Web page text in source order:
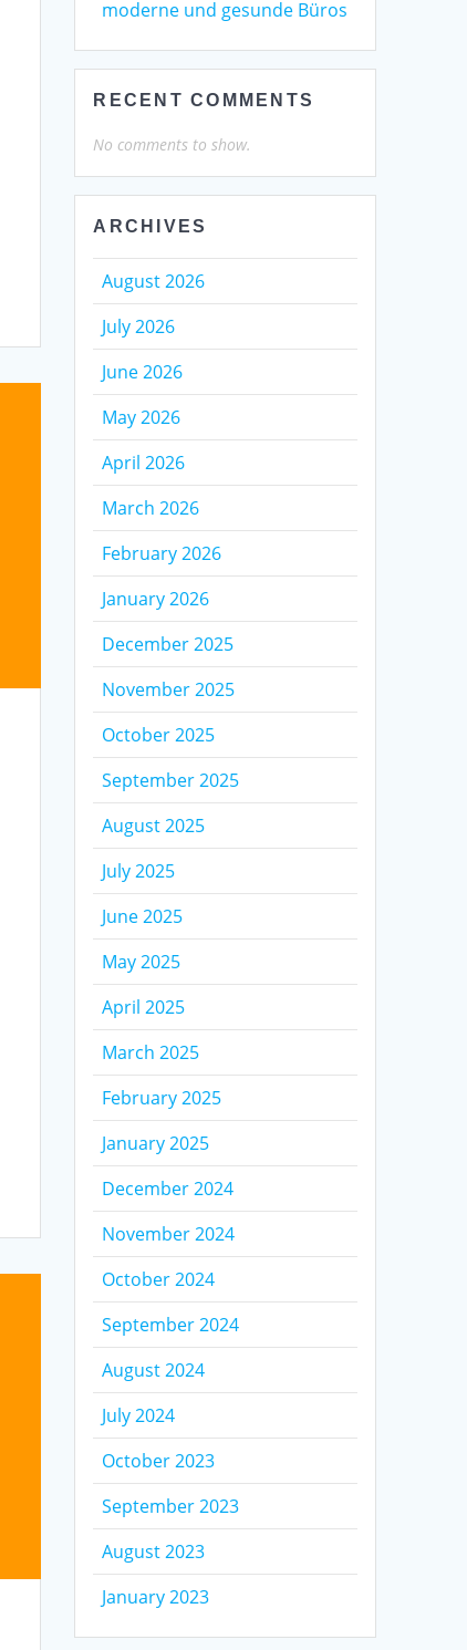
moderne und gesunde Büros
RECENT COMMENTS
No comments to show.
ARCHIVES
August 2026
July 2026
June 2026
May 2026
April 2026
March 2026
February 2026
January 2026
December 2025
November 2025
October 2025
September 2025
August 2025
July 2025
June 2025
May 2025
April 2025
March 2025
February 2025
January 2025
December 2024
November 2024
October 2024
September 2024
August 2024
July 2024
October 2023
September 2023
August 2023
January 2023